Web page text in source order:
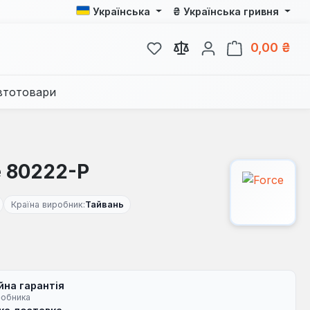
Українська ₴ Українська гривня
У вас є 0 у списку бажань
0,00 ₴
80222-P
Країна виробник:Тайвань
гарантія